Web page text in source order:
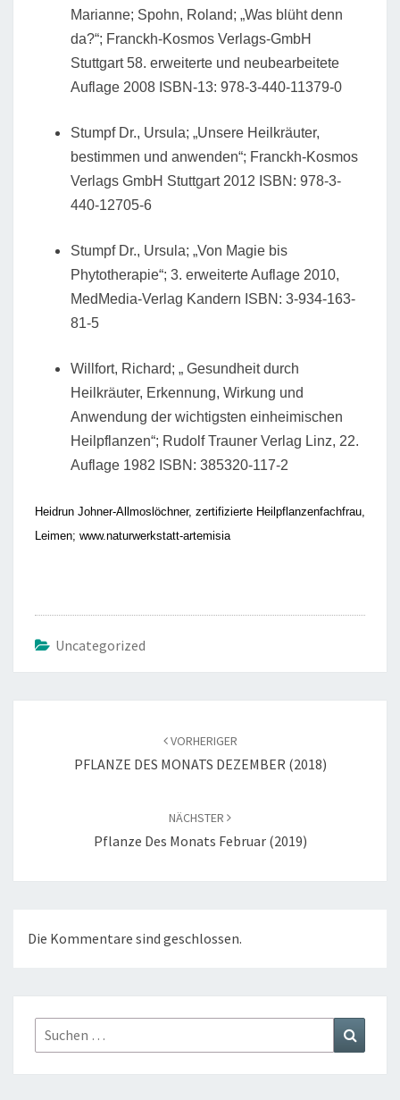
Marianne; Spohn, Roland; „Was blüht denn
da?“; Franckh-Kosmos Verlags-GmbH
Stuttgart 58. erweiterte und neubearbeitete
Auflage 2008 ISBN-13: 978-3-440-11379-0
Stumpf Dr., Ursula; „Unsere Heilkräuter,
bestimmen und anwenden“; Franckh-Kosmos
Verlags GmbH Stuttgart 2012 ISBN: 978-3-
440-12705-6
Stumpf Dr., Ursula; „Von Magie bis
Phytotherapie“; 3. erweiterte Auflage 2010,
MedMedia-Verlag Kandern ISBN: 3-934-163-
81-5
Willfort, Richard; „ Gesundheit durch
Heilkräuter, Erkennung, Wirkung und
Anwendung der wichtigsten einheimischen
Heilpflanzen“; Rudolf Trauner Verlag Linz, 22.
Auflage 1982 ISBN: 385320-117-2
Heidrun Johner-Allmoslöchner, zertifizierte Heilpflanzenfachfrau,
Leimen; www.naturwerkstatt-artemisia
Uncategorized
VORHERIGER
PFLANZE DES MONATS DEZEMBER (2018)
NÄCHSTER
Pflanze Des Monats Februar (2019)
Die Kommentare sind geschlossen.
Suchen
nach: